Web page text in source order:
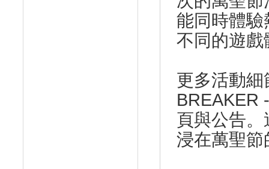
能同時體
不同的遊戲
更多活動
BREAKER
頁與公告
浸在萬聖